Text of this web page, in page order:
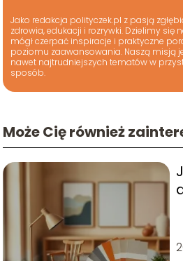
Jako redakcja polityczek.pl z pasją
zdrowia, edukacji i rozrywki. Dzielimy się
mógł czerpać inspiracje i praktyczne
poziomu zaawansowania. Naszą misją
nawet najtrudniejszych tematów w
sposób.
Może Cię również